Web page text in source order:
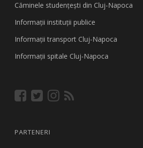
Căminele studenţeşti din Cluj-Napoca
Informaţii instituţii publice
Informaţii transport Cluj-Napoca
Informaţii spitale Cluj-Napoca
PARTENERI